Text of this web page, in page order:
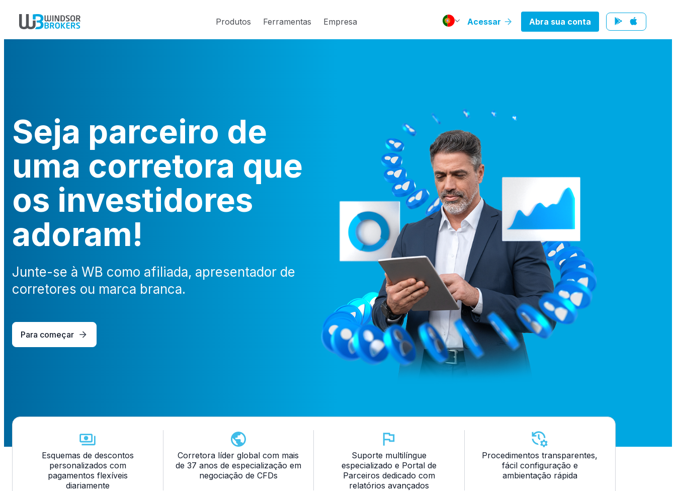
Produtos Ferramentas Empresa Acessar Abra sua conta
Seja parceiro de
uma corretora que
os investidores
adoram!
Junte-se à WB como afiliada, apresentador de
corretores ou marca branca.
Para começar
Esquemas de descontos
personalizados com
pagamentos flexíveis
diariamente
Corretora líder global com mais
de 37 anos de especialização em
negociação de CFDs
Suporte multilíngue
especializado e Portal de
Parceiros dedicado com
relatórios avançados
Procedimentos transparentes,
fácil configuração e
ambientação rápida